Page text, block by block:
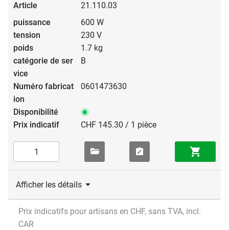
21.110.03
600 W
230 V
1.7 kg
B
0601473630
CHF 145.30 / 1 pièce
Afficher les détails
Prix indicatifs pour artisans en CHF, sans TVA, incl.
CAR